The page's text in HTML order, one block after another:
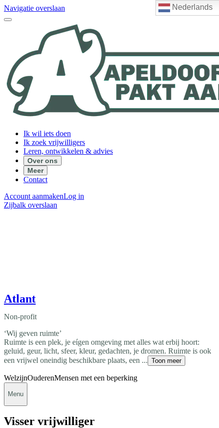
Nederlands
Navigatie overslaan
Ik wil iets doen
Ik zoek vrijwilligers
Leren, ontwikkelen & advies
Over ons
Meer
Contact
Account aanmakenLog in
Zijbalk overslaan
Atlant
Non-profit
‘Wij geven ruimte’
Ruimte is een plek, je eígen omgeving met alles wat erbij hoort:
geluid, geur, licht, sfeer, kleur, gedachten, je dromen. Ruimte is ook
een vrijwel oneindig beschikbare plaats, een ... Toon meer
WelzijnOuderenMensen met een beperking
Menu
Visser vrijwilliger